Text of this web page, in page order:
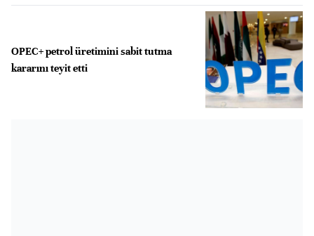
OPEC+ petrol üretimini sabit tutma
kararını teyit etti